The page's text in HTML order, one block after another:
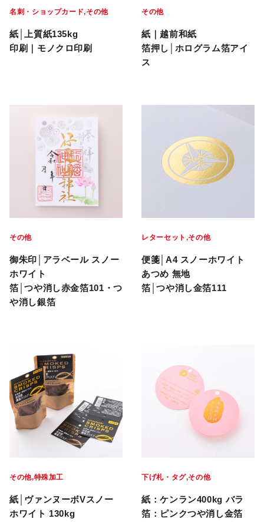
名刺・ショップカード その他
紙│上質紙135kg
印刷｜モノクロ印刷
その他
紙｜越前和紙
箔押し│ホログラム箔アイ
ス
その他
御朱印│アラベール スノー
ホワイト
箔│つや消し赤金箔101・つ
や消し銀箔
レターセット その他
便箋│A4 スノーホワイト
あつめ 無地
箔│つや消し金箔111
その他 特殊加工
紙│ヴァンヌーボVスノー
ホワイト 130kg
下げ札・タグ その他
紙：ケンラン400kg バラ
箔：ピンクつや消し金箔